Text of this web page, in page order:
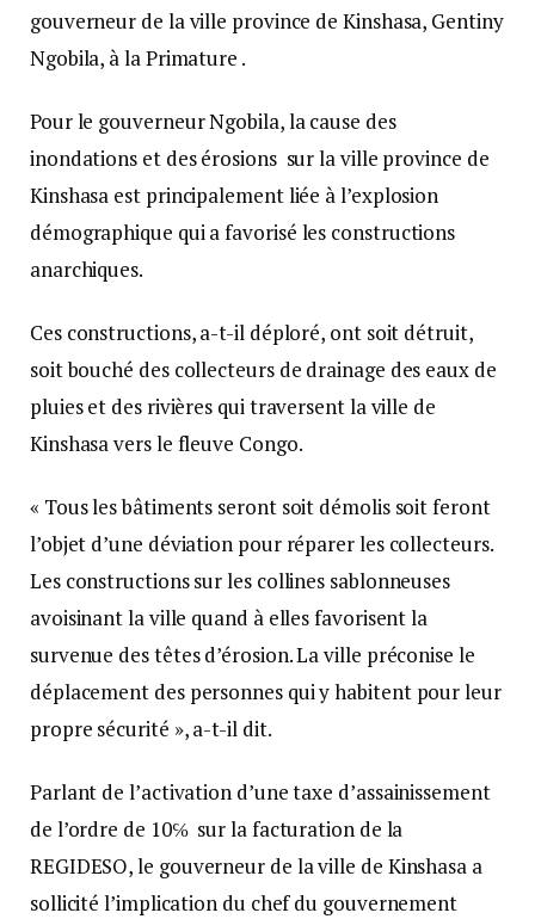
gouverneur de la ville province de Kinshasa, Gentiny
Ngobila, à la Primature .
Pour le gouverneur Ngobila, la cause des
inondations et des érosions sur la ville province de
Kinshasa est principalement liée à l’explosion
démographique qui a favorisé les constructions
anarchiques.
Ces constructions, a-t-il déploré, ont soit détruit,
soit bouché des collecteurs de drainage des eaux de
pluies et des rivières qui traversent la ville de
Kinshasa vers le fleuve Congo.
« Tous les bâtiments seront soit démolis soit feront
l’objet d’une déviation pour réparer les collecteurs.
Les constructions sur les collines sablonneuses
avoisinant la ville quand à elles favorisent la
survenue des têtes d’érosion. La ville préconise le
déplacement des personnes qui y habitent pour leur
propre sécurité », a-t-il dit.
Parlant de l’activation d’une taxe d’assainissement
de l’ordre de 10℅ sur la facturation de la
REGIDESO, le gouverneur de la ville de Kinshasa a
sollicité l’implication du chef du gouvernement